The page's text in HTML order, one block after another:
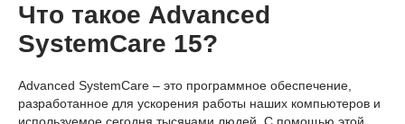
Что такое Advanced
SystemCare 15?
Advanced SystemCare – это программное обеспечение,
разработанное для ускорения работы наших компьютеров и